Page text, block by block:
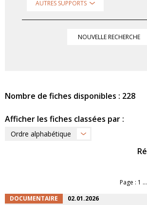
AUTRES SUPPORTS
NOUVELLE RECHERCHE
Nombre de fiches disponibles : 228
Afficher les fiches classées par :
Ordre alphabétique
Page : 1 ...
DOCUMENTAIRE
02.01.2026